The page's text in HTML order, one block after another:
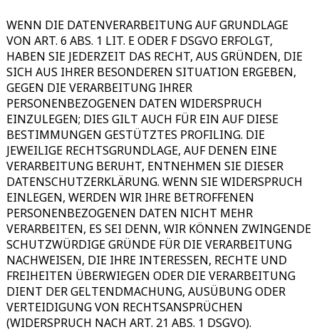
WENN DIE DATENVERARBEITUNG AUF GRUNDLAGE
VON ART. 6 ABS. 1 LIT. E ODER F DSGVO ERFOLGT,
HABEN SIE JEDERZEIT DAS RECHT, AUS GRÜNDEN, DIE
SICH AUS IHRER BESONDEREN SITUATION ERGEBEN,
GEGEN DIE VERARBEITUNG IHRER
PERSONENBEZOGENEN DATEN WIDERSPRUCH
EINZULEGEN; DIES GILT AUCH FÜR EIN AUF DIESE
BESTIMMUNGEN GESTÜTZTES PROFILING. DIE
JEWEILIGE RECHTSGRUNDLAGE, AUF DENEN EINE
VERARBEITUNG BERUHT, ENTNEHMEN SIE DIESER
DATENSCHUTZERKLÄRUNG. WENN SIE WIDERSPRUCH
EINLEGEN, WERDEN WIR IHRE BETROFFENEN
PERSONENBEZOGENEN DATEN NICHT MEHR
VERARBEITEN, ES SEI DENN, WIR KÖNNEN ZWINGENDE
SCHUTZWÜRDIGE GRÜNDE FÜR DIE VERARBEITUNG
NACHWEISEN, DIE IHRE INTERESSEN, RECHTE UND
FREIHEITEN ÜBERWIEGEN ODER DIE VERARBEITUNG
DIENT DER GELTENDMACHUNG, AUSÜBUNG ODER
VERTEIDIGUNG VON RECHTSANSPRÜCHEN
(WIDERSPRUCH NACH ART. 21 ABS. 1 DSGVO).